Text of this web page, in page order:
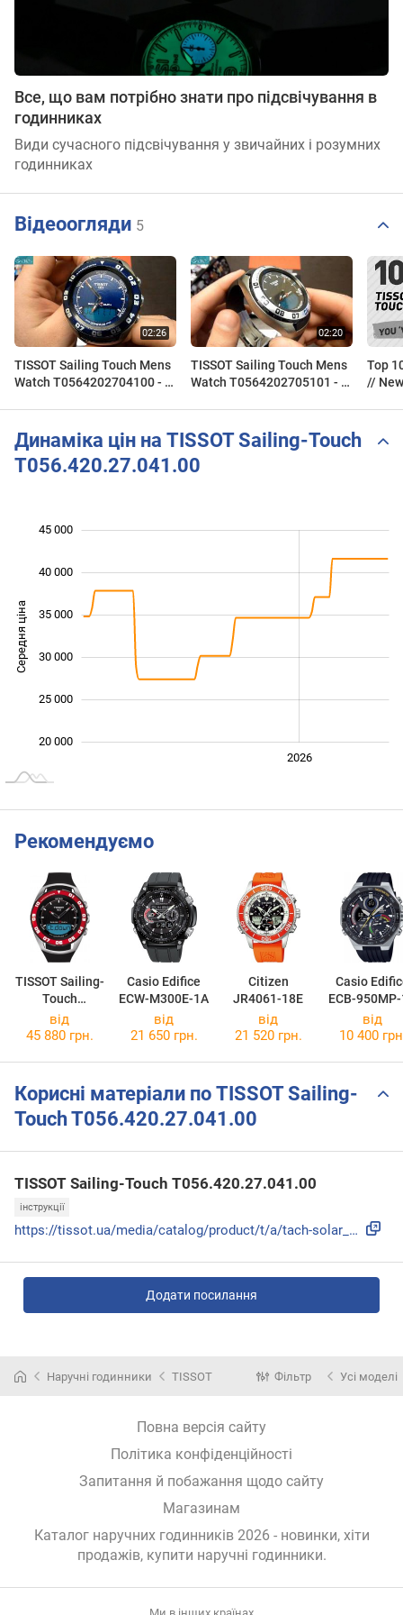
Все, що вам потрібно знати про підсвічування в
годинниках
Види сучасного підсвічування у звичайних і розумних
годинниках
Відеоогляди 5
TISSOT Sailing Touch Mens
Watch T0564202704100 - E-
TISSOT Sailing Touch Mens
Watch T0564202705101 - E-
Top
//
Динаміка цін на TISSOT Sailing-Touch
T056.420.27.041.00
Середня ціна
20 000
25 000
30 000
35 000
40 000
45 000
2026
Рекомендуємо
TISSOT Sailing-
Touch
T056.420.27.0
51.00
Casio Edifice
ECW-M300E-1A
Citizen
JR4061-18E
Casio
ECB-
від
45 880 грн.
від
21 650 грн.
від
21 520 грн.
від
10 400
Корисні матеріали по TISSOT Sailing-
Touch T056.420.27.041.00
TISSOT Sailing-Touch T056.420.27.041.00
інструкції
https://tissot.ua/media/catalog/product/t/a/tach-solar_19.p...
Додати посилання
Наручні годинники TISSOT Фільтр Усі моделі
Повна версія сайту
Політика конфіденційності
Запитання й побажання щодо сайту
Магазинам
Каталог наручних годинників 2026 - новинки, хіти
продажів, купити наручні годинники.